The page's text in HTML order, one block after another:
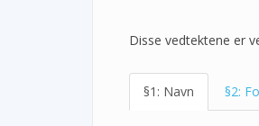
Disse vedtektene er
§1: Navn §2: